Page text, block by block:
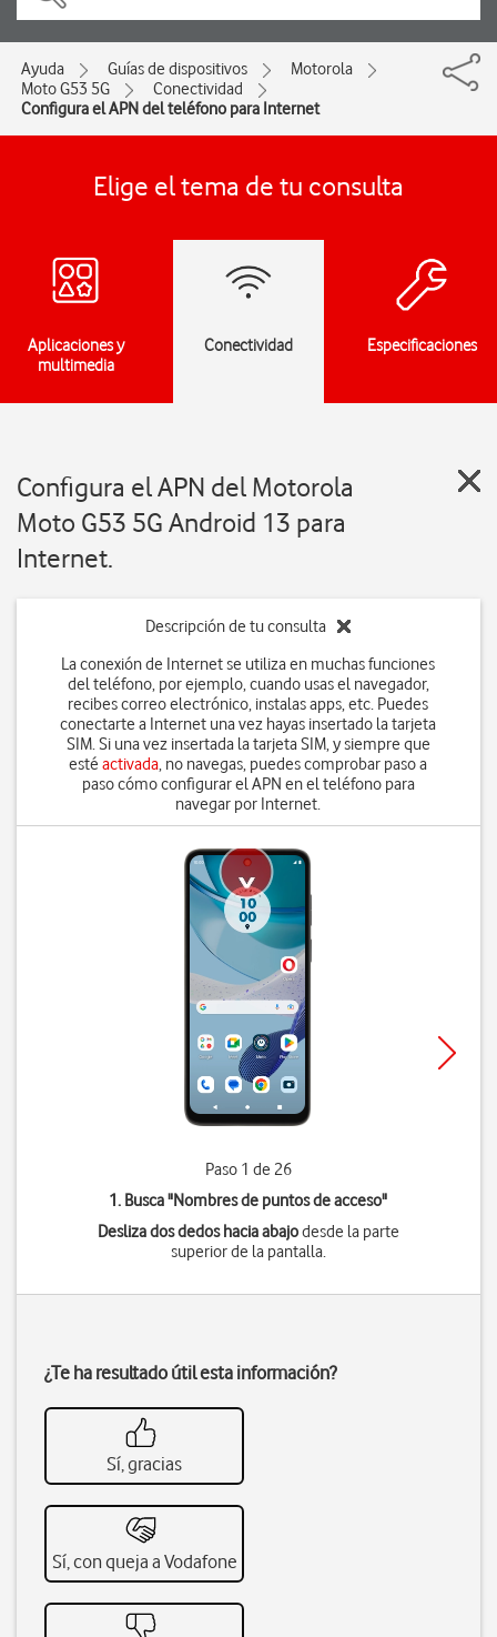
Ayuda Guías de dispositivos
Motorola
Moto G53 5G
Conectividad
Configura el APN del teléfono para Internet
Elige el tema de tu consulta
Aplicaciones y
multimedia
Conectividad Especificaciones
Configura el APN del Motorola
Moto G53 5G Android 13 para
Internet.
Descripción de tu consulta
La conexión de Internet se utiliza en muchas funciones
del teléfono, por ejemplo, cuando usas el navegador,
recibes correo electrónico, instalas apps, etc. Puedes
conectarte a Internet una vez hayas insertado la tarjeta
SIM. Si una vez insertada la tarjeta SIM, y siempre que
estéactivada, no navegas, puedes comprobar paso a
paso cómo configurar el APN en el teléfono para
navegar por Internet.
Paso 1 de 26
1. Busca "Nombres de puntos de acceso"
Desliza dos dedos hacia abajodesde la parte
superior de la pantalla.
¿Te ha resultado útil esta información?
Sí, gracias
Sí, con queja a Vodafone